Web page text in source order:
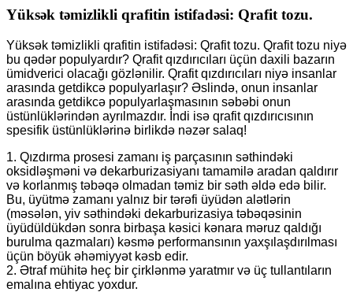
Yüksək təmizlikli qrafitin istifadəsi: Qrafit tozu.
Yüksək təmizlikli qrafitin istifadəsi: Qrafit tozu. Qrafit tozu niyə
bu qədər populyardır? Qrafit qızdırıcıları üçün daxili bazarın
ümidverici olacağı gözlənilir. Qrafit qızdırıcıları niyə insanlar
arasında getdikcə populyarlaşır? Əslində, onun insanlar
arasında getdikcə populyarlaşmasının səbəbi onun
üstünlüklərindən ayrılmazdır. İndi isə qrafit qızdırıcısının
spesifik üstünlüklərinə birlikdə nəzər salaq!
1. Qızdırma prosesi zamanı iş parçasının səthindəki
oksidləşməni və dekarburizasiyanı tamamilə aradan qaldırır
və korlanmış təbəqə olmadan təmiz bir səth əldə edə bilir.
Bu, üyütmə zamanı yalnız bir tərəfi üyüdən alətlərin
(məsələn, yiv səthindəki dekarburizasiya təbəqəsinin
üyüdüldükdən sonra birbaşa kəsici kənara məruz qaldığı
burulma qazmaları) kəsmə performansının yaxşılaşdırılması
üçün böyük əhəmiyyət kəsb edir.
2. Ətraf mühitə heç bir çirklənmə yaratmır və üç tullantıların
emalına ehtiyac yoxdur.